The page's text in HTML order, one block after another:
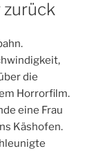
zurück
die
Horrorfilm.
eine Frau
Käshofen.